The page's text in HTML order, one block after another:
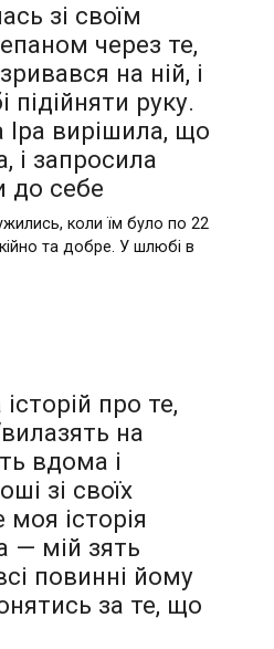
зі своїм
через те,
на ній, і
підійняти руку.
Іра вирішила, що
і запросила
до себе
коли їм було по 22
та добре. У шлюбі в
про те,
на
вдома і
зі своїх
моя історія
— мій зять
повинні йому
за те, що